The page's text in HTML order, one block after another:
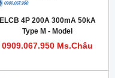
ELCB 4P 200A 300mA 50kA
Type M - Model
HDM1LE400M2004TA
0909.067.950 Ms.Châu